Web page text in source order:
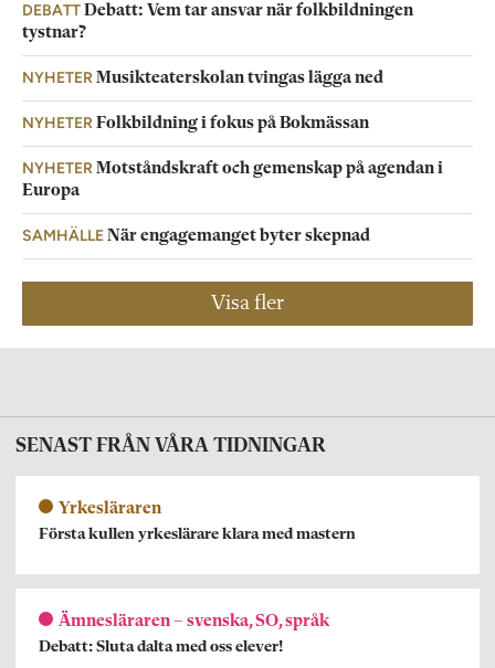
DEBATTDebatt: Vem tar ansvar när folkbildningen
tystnar?
NYHETERMusikteaterskolan tvingas lägga ned
NYHETERFolkbildning i fokus på Bokmässan
NYHETERMotståndskraft och gemenskap på agendan i
Europa
SAMHÄLLENär engagemanget byter skepnad
Visa fler
SENAST FRÅN VÅRA TIDNINGAR
Yrkesläraren
Första kullen yrkeslärare klara med mastern
Ämnesläraren – svenska, SO, språk
Debatt: Sluta dalta med oss elever!